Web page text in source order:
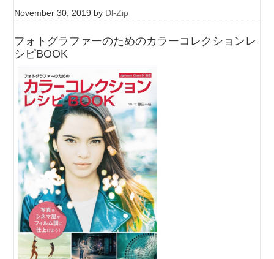
November 30, 2019 by Dl-Zip
フォトグラファーのためのカラーコレクションレ
シピBOOK